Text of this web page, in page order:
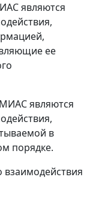
являются
ее
являются
в
порядке.